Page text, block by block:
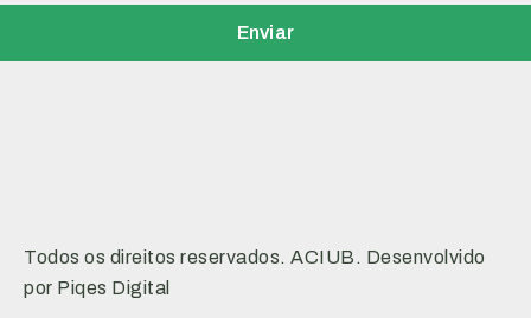
Enviar
Todos os direitos reservados. ACIUB. Desenvolvido
por Piqes Digital